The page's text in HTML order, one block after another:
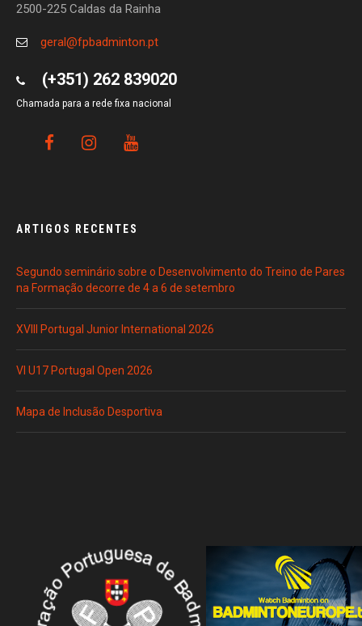
2500-225 Caldas da Rainha
geral@fpbadminton.pt
(+351) 262 839020
Chamada para a rede fixa nacional
ARTIGOS RECENTES
Segundo seminário sobre o Desenvolvimento do Treino de Pares
na Formação decorre de 4 a 6 de setembro
XVIII Portugal Junior International 2026
VI U17 Portugal Open 2026
Mapa de Inclusão Desportiva